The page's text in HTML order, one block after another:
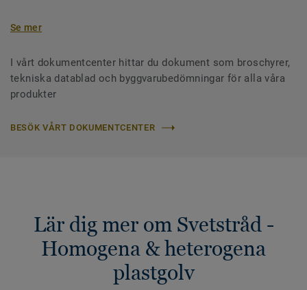
Se mer
I vårt dokumentcenter hittar du dokument som broschyrer,
tekniska datablad och byggvarubedömningar för alla våra
produkter
BESÖK VÅRT DOKUMENTCENTER
Lär dig mer om Svetstråd -
Homogena & heterogena
plastgolv